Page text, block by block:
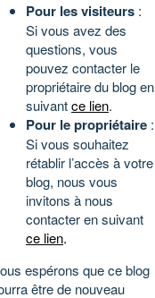
Pour les visiteurs :
Si vous avez des
questions, vous
pouvez contacter le
propriétaire du blog en
suivantce lien.
Pour le propriétaire :
Si vous souhaitez
rétablir l’accès à votre
blog, nous vous
invitons à nous
contacter en suivant
ce lien.
espérons que ce blog
être de nouveau